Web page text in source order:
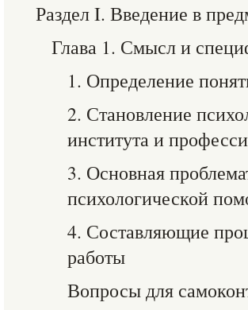
Раздел I. Введение в
Глава 1. Смысл и
1. Определение
2. Становление
института и
3. Основная
психологической
4. Составляющие
работы
Вопросы для